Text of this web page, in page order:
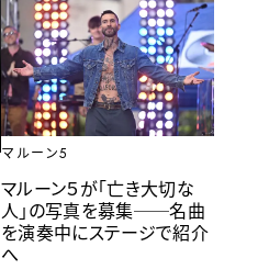
マルーン5
マルーン５が「亡き大切な
人」の写真を募集──名曲
を演奏中にステージで紹介
へ